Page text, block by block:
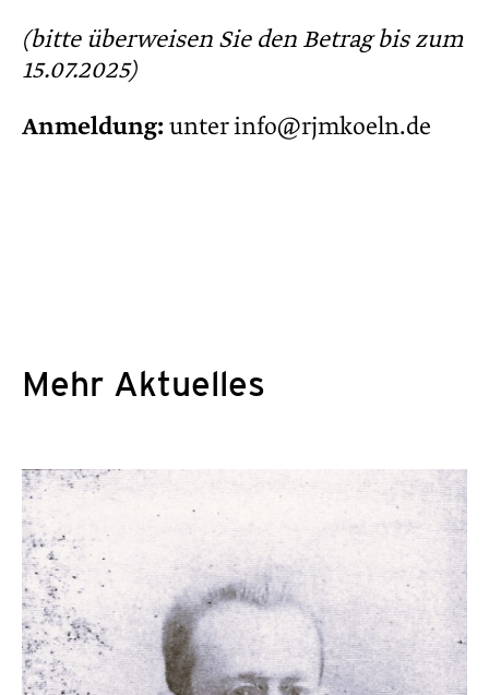
(bitte überweisen Sie den Betrag bis zum
15.07.2025)
Anmeldung: unter info@rjmkoeln.de
Mehr Aktuelles